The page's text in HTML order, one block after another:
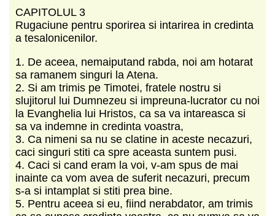
CAPITOLUL 3
Rugaciune pentru sporirea si intarirea in credinta
a tesalonicenilor.
1. De aceea, nemaiputand rabda, noi am hotarat
sa ramanem singuri la Atena.
2. Si am trimis pe Timotei, fratele nostru si
slujitorul lui Dumnezeu si impreuna-lucrator cu noi
la Evanghelia lui Hristos, ca sa va intareasca si
sa va indemne in credinta voastra,
3. Ca nimeni sa nu se clatine in aceste necazuri,
caci singuri stiti ca spre aceasta suntem pusi.
4. Caci si cand eram la voi, v-am spus de mai
inainte ca vom avea de suferit necazuri, precum
s-a si intamplat si stiti prea bine.
5. Pentru aceea si eu, fiind nerabdator, am trimis